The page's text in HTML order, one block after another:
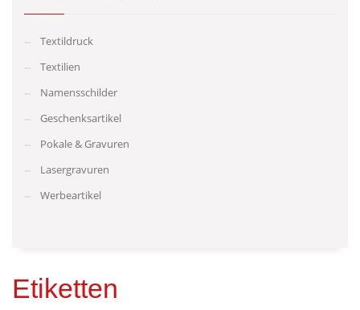
Textildruck
Textilien
Namensschilder
Geschenksartikel
Pokale & Gravuren
Lasergravuren
Werbeartikel
Etiketten